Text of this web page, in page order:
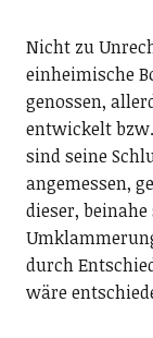
Nicht zu
einheimische
genossen,
entwickelt
sind seine
angemessen,
dieser,
durch
wäre